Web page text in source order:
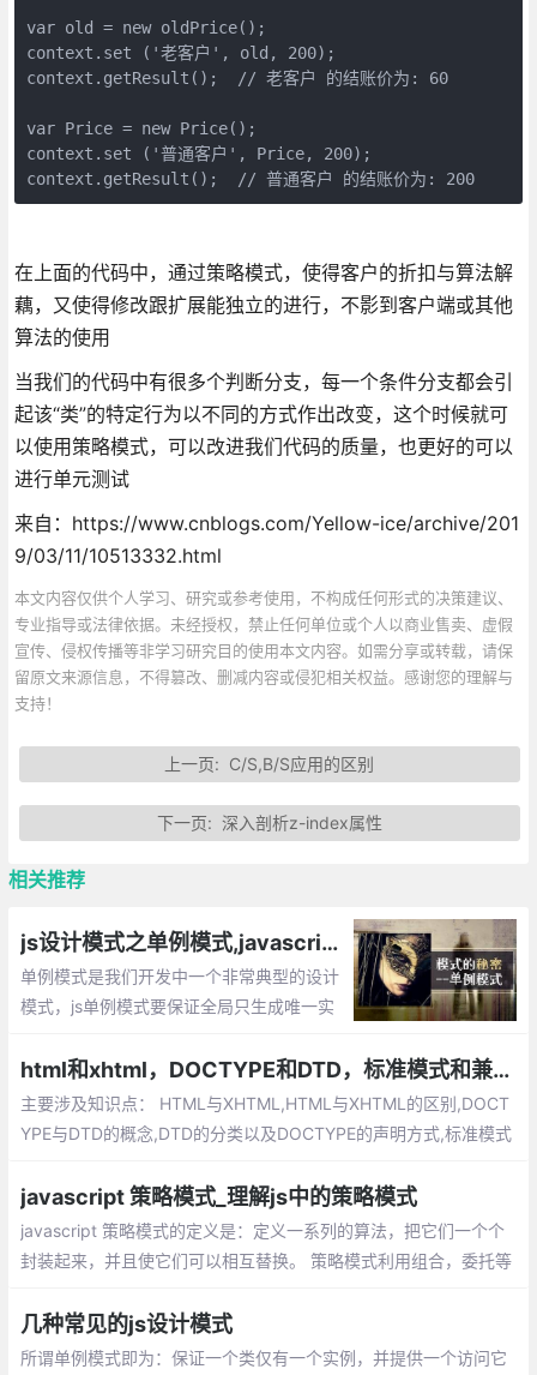
var old = new oldPrice();
context.set ('老客户', old, 200);
context.getResult();  // 老客户 的结账价为: 60
var Price = new Price();
context.set ('普通客户', Price, 200);
context.getResult();  // 普通客户 的结账价为: 200
在上面的代码中，通过策略模式，使得客户的折扣与算法解
藕，又使得修改跟扩展能独立的进行，不影到客户端或其他
算法的使用
当我们的代码中有很多个判断分支，每一个条件分支都会引
起该“类”的特定行为以不同的方式作出改变，这个时候就可
以使用策略模式，可以改进我们代码的质量，也更好的可以
进行单元测试
来自：https://www.cnblogs.com/Yellow-ice/archive/201
9/03/11/10513332.html
本文内容仅供个人学习、研究或参考使用，不构成任何形式的决策建议、
专业指导或法律依据。未经授权，禁止任何单位或个人以商业售卖、虚假
宣传、侵权传播等非学习研究目的使用本文内容。如需分享或转载，请保
留原文来源信息，不得篡改、删减内容或侵犯相关权益。感谢您的理解与
支持！
上一页: C/S,B/S应用的区别
下一页: 深入剖析z-index属性
相关推荐
js设计模式之单例模式,javascript如何将一个对象设计成单例
单例模式是我们开发中一个非常典型的设计
模式，js单例模式要保证全局只生成唯一实
不同于静态类，我们可以延迟单例对象的初
始化，通常这种情况发生在我们需要等待加
载创建单例的依赖。
html和xhtml，DOCTYPE和DTD，标准模式和兼容模式
主要涉及知识点： HTML与XHTML,HTML与XHTML的区别,DOCT
YPE与DTD的概念,DTD的分类以及DOCTYPE的声明方式,标准模式
andard Mode）和兼容模式（Quircks Mode）的区别
javascript 策略模式_理解js中的策略模式
javascript 策略模式的定义是：定义一系列的算法，把它们一个个
封装起来，并且使它们可以相互替换。 策略模式利用组合，委托等
闭原则，使代码更容易理解和扩展， 策略模式中的代码可以复用。
几种常见的js设计模式
所谓单例模式即为：保证一个类仅有一个实例，并提供一个访问它